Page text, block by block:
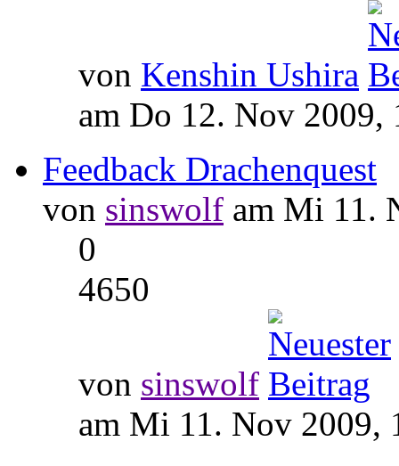
von Kenshin Ushira
am Do 12. Nov 2009,
Feedback Drachenquest
von sinswolf am Mi 11.
0
4650
von sinswolf
am Mi 11. Nov 2009,